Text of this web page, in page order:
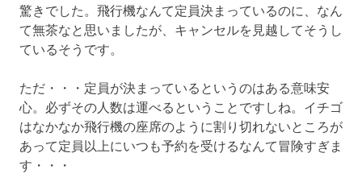
驚きでした。飛行機なんて定員決まっているのに、なん
て無茶なと思いましたが、キャンセルを見越してそうし
ているそうです。
ただ・・・定員が決まっているというのはある意味安
心。必ずその人数は運べるということですしね。イチゴ
はなかなか飛行機の座席のように割り切れないところが
あって定員以上にいつも予約を受けるなんて冒険すぎま
す・・・